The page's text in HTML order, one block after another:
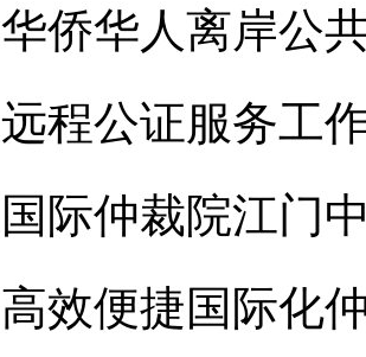
华侨华人离岸公
远程公证服务工
国际仲裁院江门
高效便捷国际化